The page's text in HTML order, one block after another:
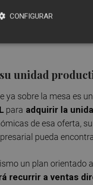
por
con
proceso pasa a
unidad
ya sobre la mesa es
para adquirir la
de esa oferta,
pueda
un plan orientado
recurrir a ventas
CONFIGURAR